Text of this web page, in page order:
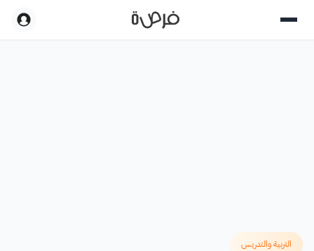
التربية والتدريس